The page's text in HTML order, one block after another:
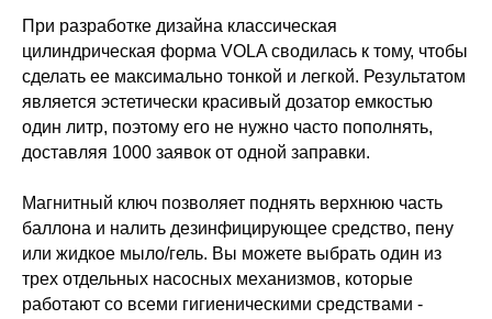
При разработке дизайна классическая
цилиндрическая форма VOLA сводилась к тому, чтобы
сделать ее максимально тонкой и легкой. Результатом
является эстетически красивый дозатор емкостью
один литр, поэтому его не нужно часто пополнять,
доставляя 1000 заявок от одной заправки.
Магнитный ключ позволяет поднять верхнюю часть
баллона и налить дезинфицирующее средство, пену
или жидкое мыло/гель. Вы можете выбрать один из
трех отдельных насосных механизмов, которые
работают со всеми гигиеническими средствами -